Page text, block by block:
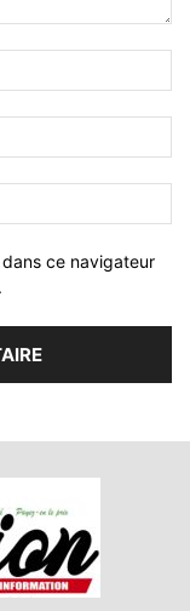
ce navigateur